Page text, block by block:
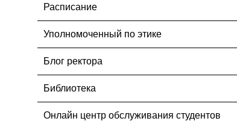
Расписание
Уполномоченный по этике
Блог ректора
Библиотека
Онлайн центр обслуживания студентов